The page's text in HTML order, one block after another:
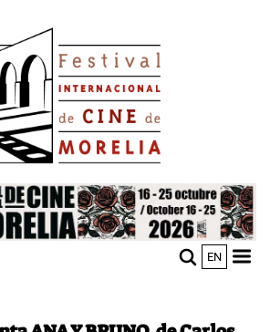
EN